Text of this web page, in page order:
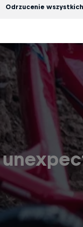
Odrzucenie wszystkich